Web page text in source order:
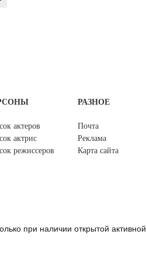
актеров
актрис
режиссеров
РАЗНОЕ
Почта
Реклама
Карта сайта
при наличии открытой активной